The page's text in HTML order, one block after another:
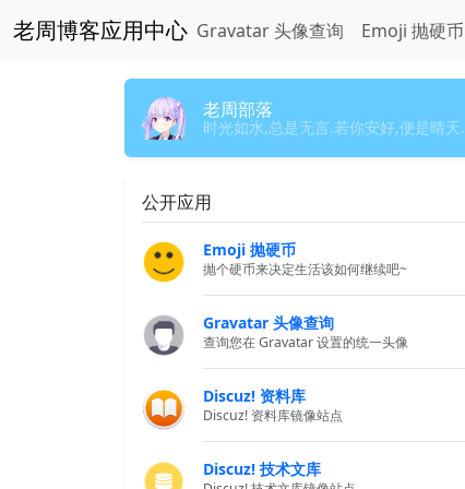
老周博客应用中心 Gravatar 头像查询 Emoji 抛硬币
老周部落
时光如水,总是无言.若你安好,便是晴天.
公开应用
Emoji 抛硬币
抛个硬币来决定生活该如何继续吧~
Gravatar 头像查询
查询您在 Gravatar 设置的统一头像
Discuz! 资料库
Discuz! 资料库镜像站点
Discuz! 技术文库